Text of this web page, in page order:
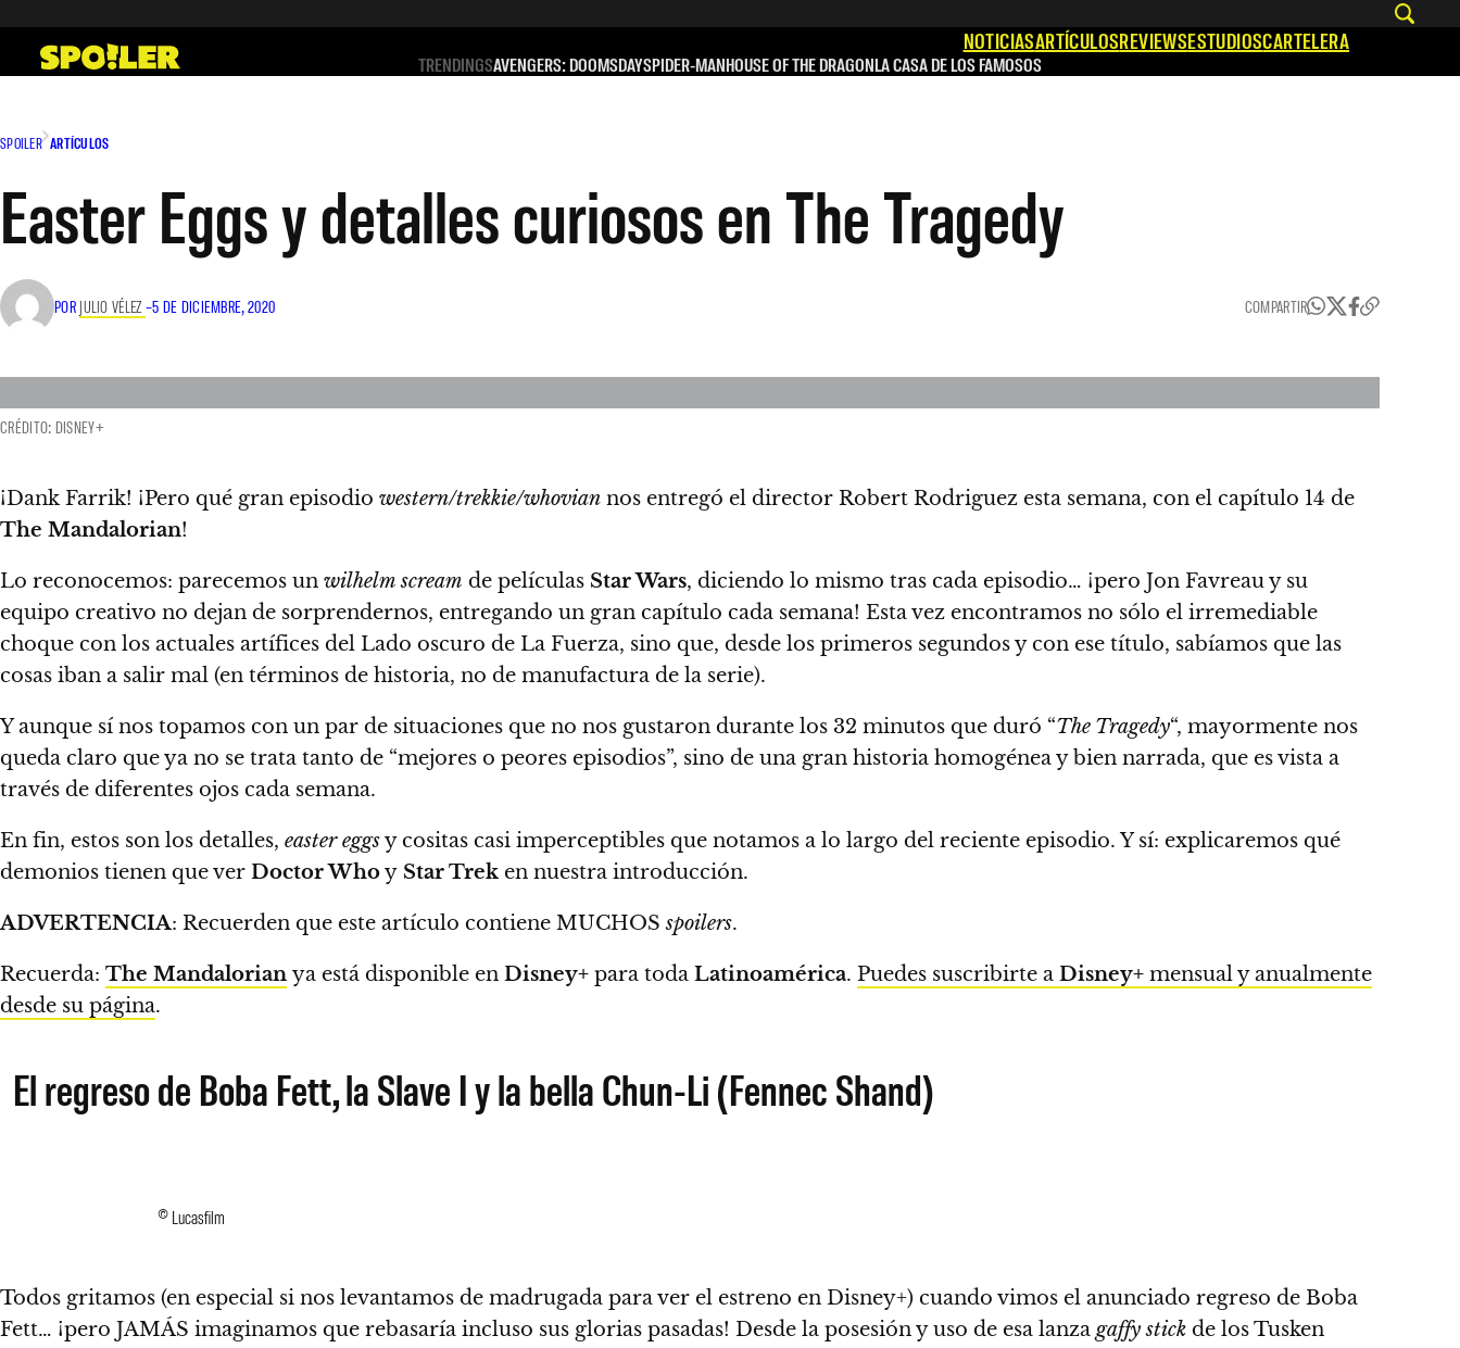
contenido
NOTICIASARTÍCULOSREVIEWSESTUDIOSCARTELERA
TRENDINGSAVENGERS: DOOMSDAYSPIDER-MANHOUSE OF THE DRAGONLA CASA DE LOS FAMOSOS
SPOILER ARTÍCULOS
Easter Eggs y detalles curiosos en The Tragedy
POR JULIO VÉLEZ –5 DE DICIEMBRE, 2020 COMPARTIR
CRÉDITO: DISNEY+
¡Dank Farrik! ¡Pero qué gran episodio western/trekkie/whovian nos entregó el director Robert Rodriguez esta semana, con el capítulo 14 de
The Mandalorian!
Lo reconocemos: parecemos un wilhelm scream de películas Star Wars, diciendo lo mismo tras cada episodio… ¡pero Jon Favreau y su
equipo creativo no dejan de sorprendernos, entregando un gran capítulo cada semana! Esta vez encontramos no sólo el irremediable
choque con los actuales artífices del Lado oscuro de La Fuerza, sino que, desde los primeros segundos y con ese título, sabíamos que las
cosas iban a salir mal (en términos de historia, no de manufactura de la serie).
Y aunque sí nos topamos con un par de situaciones que no nos gustaron durante los 32 minutos que duró “The Tragedy“, mayormente nos
queda claro que ya no se trata tanto de “mejores o peores episodios”, sino de una gran historia homogénea y bien narrada, que es vista a
través de diferentes ojos cada semana.
En fin, estos son los detalles, easter eggsy cositas casi imperceptibles que notamos a lo largo del reciente episodio. Y sí: explicaremos qué
demonios tienen que ver Doctor Whoy Star Trek en nuestra introducción.
ADVERTENCIA: Recuerden que este artículo contiene MUCHOSspoilers.
Recuerda: The Mandalorian ya está disponible en Disney+ para toda Latinoamérica. Puedes suscribirte a Disney+ mensual y anualmente
desde su página.
El regreso de Boba Fett, la Slave I y la bella Chun-Li (Fennec Shand)
© Lucasfilm
Todos gritamos (en especial si nos levantamos de madrugada para ver el estreno en Disney+) cuando vimos el anunciado regreso de Boba
Fett… ¡pero JAMÁS imaginamos que rebasaría incluso sus glorias pasadas! Desde la posesión y uso de esa lanza gaffy stick de los Tusken